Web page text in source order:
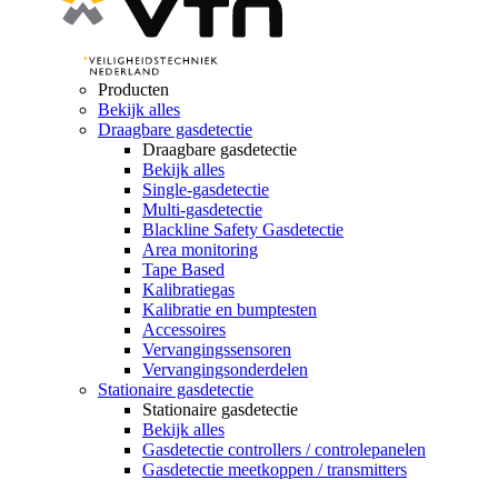
Producten
Bekijk alles
Draagbare gasdetectie
Draagbare gasdetectie
Bekijk alles
Single-gasdetectie
Multi-gasdetectie
Blackline Safety Gasdetectie
Area monitoring
Tape Based
Kalibratiegas
Kalibratie en bumptesten
Accessoires
Vervangingssensoren
Vervangingsonderdelen
Stationaire gasdetectie
Stationaire gasdetectie
Bekijk alles
Gasdetectie controllers / controlepanelen
Gasdetectie meetkoppen / transmitters